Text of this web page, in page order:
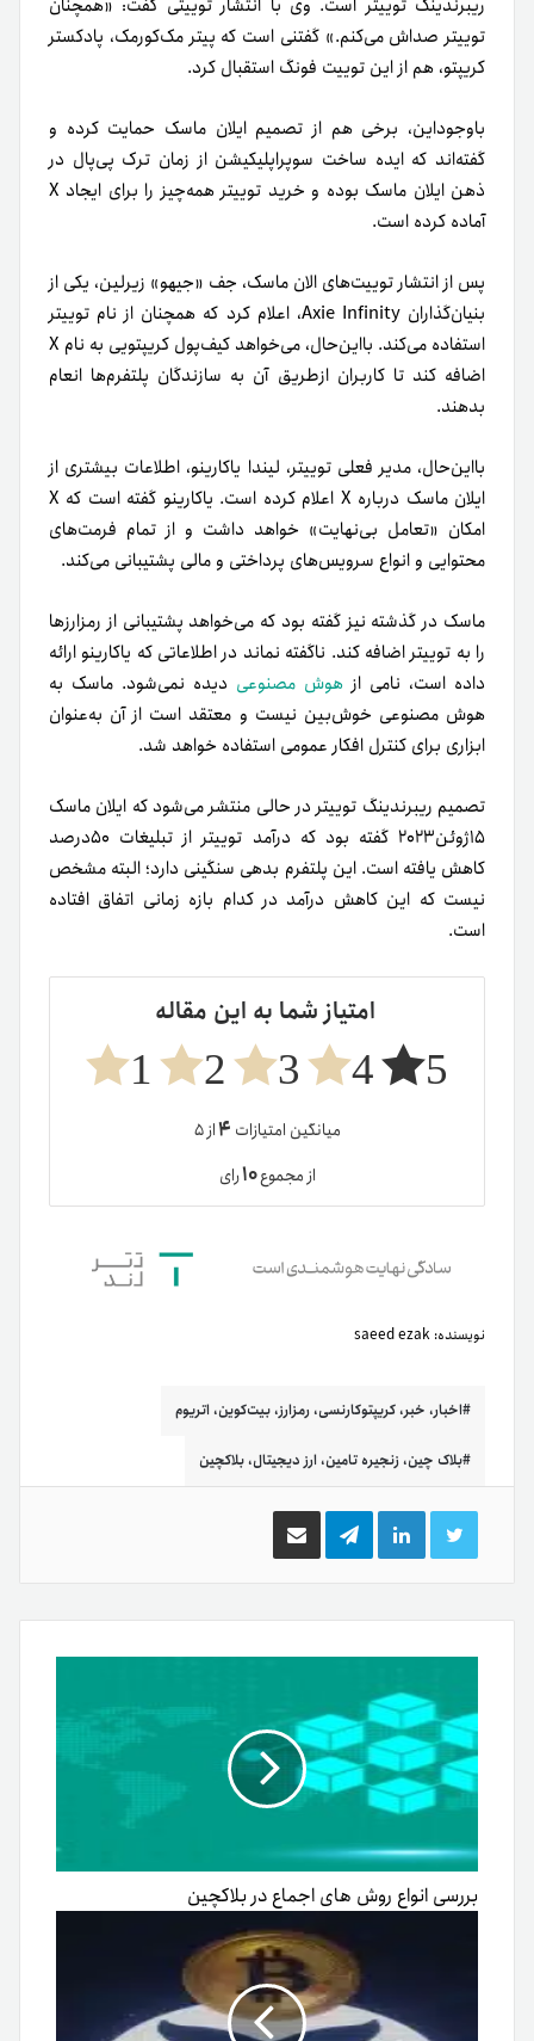
توییتر صداش می‌کنم.» گفتنی است که پیتر مک‌کورمک، پادکستر
کریپتو، هم از این توییت فونگ استقبال کرد.
باوجوداین، برخی هم از تصمیم ایلان ماسک حمایت کرده‌ و
گفته‌اند که ایده ساخت سوپراپلیکیشن از زمان ترک پی‌پال در
ذهن ایلان ماسک بوده و خرید توییتر همه‌چیز را برای ایجاد X
آماده کرده است.
پس از انتشار توییت‌های الان ماسک، جف «جیهو» زیرلین، یکی از
بنیان‌گذاران Axie Infinity، اعلام کرد که همچنان از نام توییتر
استفاده می‌کند. بااین‌حال، می‌خواهد کیف‌پول کریپتویی به نام X
اضافه کند تا کاربران از‌طریق آن به سازندگان پلتفرم‌ها انعام
بدهند.
با‌این‌حال، مدیر فعلی توییتر، لیندا یاکارینو، اطلاعات بیشتری از
ایلان ماسک درباره X اعلام کرده است. یاکارینو گفته است که X
امکان «تعامل بی‌نهایت» خواهد داشت و از تمام فرمت‌های
محتوایی و انواع سرویس‌های پرداختی و مالی پشتیبانی می‌کند.
ماسک در گذشته نیز گفته بود که می‌خواهد پشتیبانی از رمزارزها
را به توییتر اضافه کند. ناگفته نماند در اطلاعاتی که یاکارینو ارائه
داده است، نامی از هوش مصنوعی دیده نمی‌شود. ماسک به
هوش مصنوعی خوش‌بین نیست و معتقد است از آن به‌عنوان
ابزاری برای کنترل افکار عمومی استفاده خواهد شد.
تصمیم ریبرندینگ توییتر در حالی منتشر می‌شود که ایلان ماسک
۱۵ژوئن۲۰۲۳ گفته بود که درآمد توییتر از تبلیغات ۵۰‌درصد
کاهش یافته است. این پلتفرم بدهی سنگینی دارد؛ البته مشخص
نیست که این کاهش درآمد در کدام بازه زمانی‌ اتفاق افتاده
است.
امتیاز شما به این مقاله
5
4
3
2
1
میانگین امتیازات ۴از ۵
از مجموع۱۰رای
نویسنده: saeed ezak
اخبار، خبر، کریپتوکارنسی، رمزارز، بیت‌کوین، اتریوم
بلاک چین، زنجیره تامین، ارز دیجیتال، بلاکچین
توییتر لینکدینتلگرام اشتراک
گذاری
ایمیل
بررسی انواع روش های اجماع در بلاکچین